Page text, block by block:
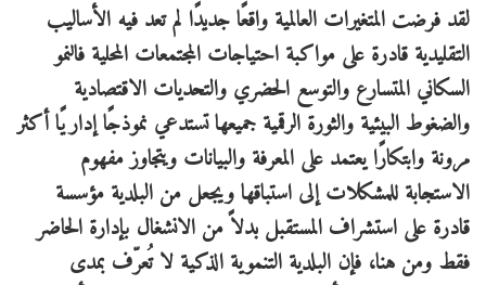
لقد فرضت المتغيرات العالمية واقعًا جديدًا لم تعد فيه الأساليب
التقليدية قادرة على مواكبة احتياجات المجتمعات المحلية فالنمو
السكاني المتسارع والتوسع الحضري والتحديات الاقتصادية
والضغوط البيئية والثورة الرقمية جميعها تستدعي نموذجًا إداريًا أكثر
مرونة وابتكارًا يعتمد على المعرفة والبيانات ويتجاوز مفهوم
الاستجابة للمشكلات إلى استباقها ويجعل من البلدية مؤسسة
قادرة على استشراف المستقبل بدلاً من الانشغال بإدارة الحاضر
فقط ومن هنا، فإن البلدية التنموية الذكية لا تُعرّف بمدى